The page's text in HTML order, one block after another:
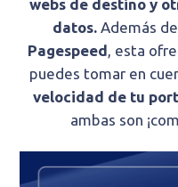
webs de destino y
datos. Además
Pagespeed, esta
puedes tomar en
velocidad de tu
ambas son